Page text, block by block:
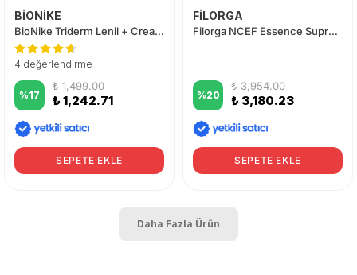
BİONİKE
BioNike Triderm Lenil + Cream 50 ml
4 değerlendirme
%17
₺ 1,499.00
₺ 1,242.71
SEPETE EKLE
FİLORGA
Filorga NCEF Essence Supreme Multi-Correction Lotion 150 ml
%20
₺ 3,954.00
₺ 3,180.23
SEPETE EKLE
Daha Fazla Ürün